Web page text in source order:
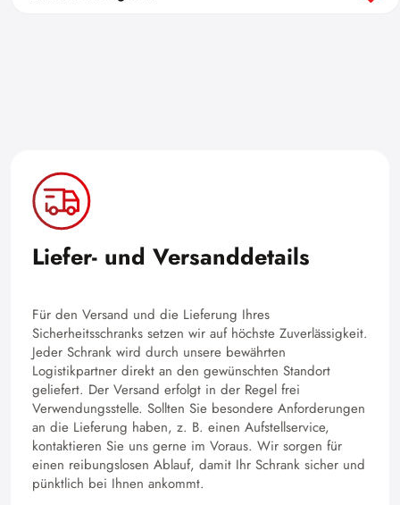
Liefer- und Versanddetails
Für den Versand und die Lieferung Ihres
Sicherheitsschranks setzen wir auf höchste Zuverlässigkeit.
Jeder Schrank wird durch unsere bewährten
Logistikpartner direkt an den gewünschten Standort
geliefert. Der Versand erfolgt in der Regel frei
Verwendungsstelle. Sollten Sie besondere Anforderungen
an die Lieferung haben, z. B. einen Aufstellservice,
kontaktieren Sie uns gerne im Voraus. Wir sorgen für
einen reibungslosen Ablauf, damit Ihr Schrank sicher und
pünktlich bei Ihnen ankommt.